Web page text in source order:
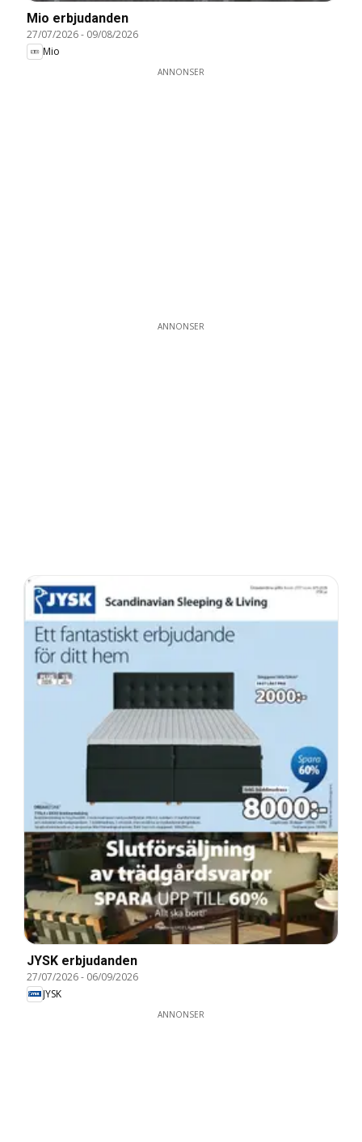
Mio erbjudanden
27/07/2026- 09/08/2026
Mio
ANNONSER
ANNONSER
JYSK erbjudanden
27/07/2026- 06/09/2026
JYSK
ANNONSER